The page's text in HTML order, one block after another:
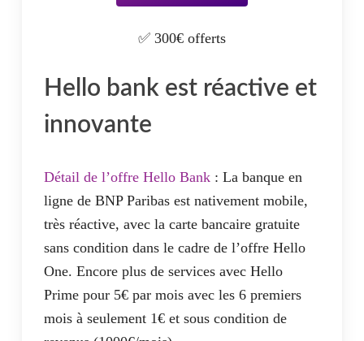
✅ 300€ offerts
Hello bank est réactive et
innovante
Détail de l’offre Hello Bank: La banque en
ligne de BNP Paribas est nativement mobile,
très réactive, avec la carte bancaire gratuite
sans condition dans le cadre de l’offre Hello
One. Encore plus de services avec Hello
Prime pour 5€ par mois avec les 6 premiers
mois à seulement 1€ et sous condition de